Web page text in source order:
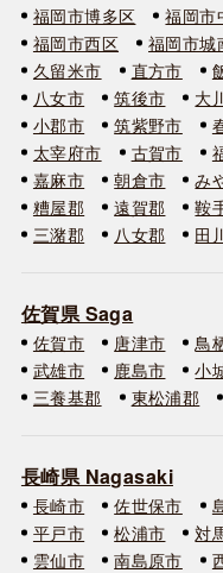
福岡市博多区
福岡市
福岡市西区
福岡市城
久留米市
直方市
八女市
筑後市 大
小郡市
筑紫野市
太宰府市
古賀市
嘉麻市
朝倉市 み
糟屋郡
遠賀郡 鞍
三潴郡
八女郡 田
佐賀県 Saga
佐賀市 唐津市 鳥
武雄市
鹿島市 小
三養基郡
東松浦郡
長崎県 Nagasaki
長崎市 佐世保市
平戸市
松浦市 対
雲仙市
南島原市